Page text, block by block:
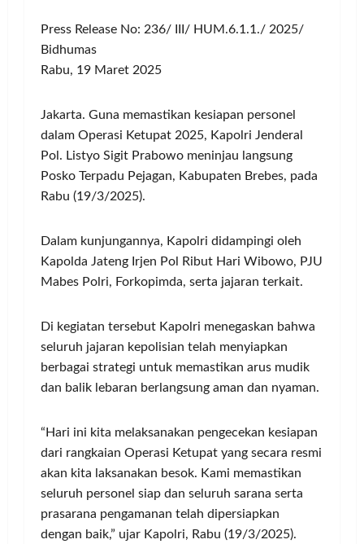
Press Release No: 236/ III/ HUM.6.1.1./ 2025/
Bidhumas
Rabu, 19 Maret 2025
Jakarta. Guna memastikan kesiapan personel
dalam Operasi Ketupat 2025, Kapolri Jenderal
Pol. Listyo Sigit Prabowo meninjau langsung
Posko Terpadu Pejagan, Kabupaten Brebes, pada
Rabu (19/3/2025).
Dalam kunjungannya, Kapolri didampingi oleh
Kapolda Jateng Irjen Pol Ribut Hari Wibowo, PJU
Mabes Polri, Forkopimda, serta jajaran terkait.
Di kegiatan tersebut Kapolri menegaskan bahwa
seluruh jajaran kepolisian telah menyiapkan
berbagai strategi untuk memastikan arus mudik
dan balik lebaran berlangsung aman dan nyaman.
“Hari ini kita melaksanakan pengecekan kesiapan
dari rangkaian Operasi Ketupat yang secara resmi
akan kita laksanakan besok. Kami memastikan
seluruh personel siap dan seluruh sarana serta
prasarana pengamanan telah dipersiapkan
dengan baik,” ujar Kapolri, Rabu (19/3/2025).